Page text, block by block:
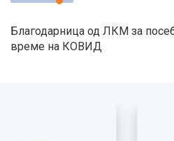
Благодарница од ЛКМ за
време на КОВИД